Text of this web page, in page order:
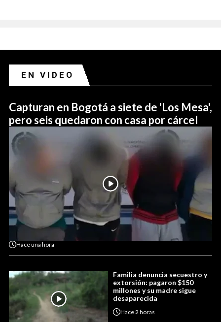
EN VIDEO
Capturan en Bogotá a siete de 'Los Mesa',
pero seis quedaron con casa por cárcel
Haceuna hora
Familia denuncia secuestro y
extorsión: pagaron $150
millones y su madre sigue
desaparecida
Hace2 horas